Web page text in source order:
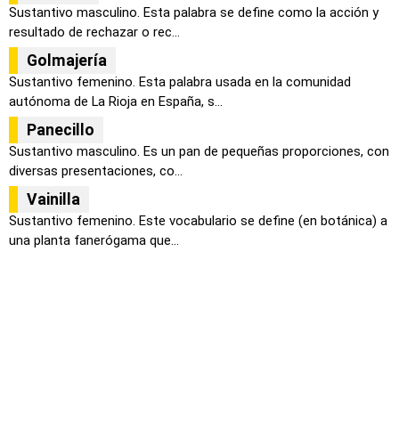
Sustantivo masculino. Esta palabra se define como la acción y
resultado de rechazar o rec...
Golmajería
Sustantivo femenino. Esta palabra usada en la comunidad
autónoma de La Rioja en España, s...
Panecillo
Sustantivo masculino. Es un pan de pequeñas proporciones, con
diversas presentaciones, co...
Vainilla
Sustantivo femenino. Este vocabulario se define (en botánica) a
una planta fanerógama que...